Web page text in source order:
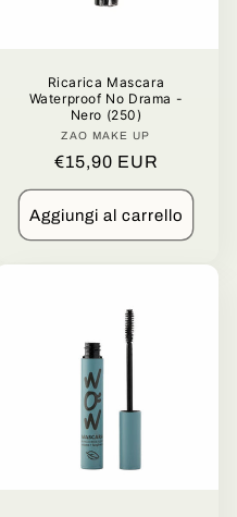
Ricarica Mascara
Waterproof No Drama -
Nero (250)
Produttore:
ZAO MAKE UP
Prezzo
di
listino
€15,90 EUR
Aggiungi al carrello